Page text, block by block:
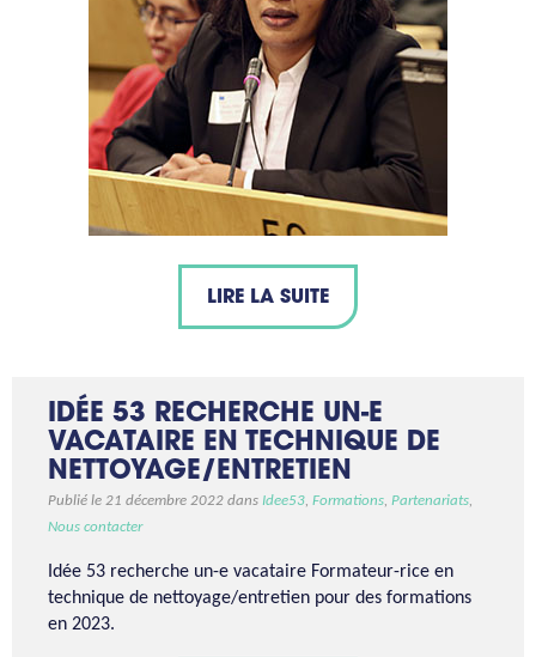
LIRE LA SUITE
IDÉE 53 RECHERCHE UN-E
VACATAIRE EN TECHNIQUE DE
NETTOYAGE/ENTRETIEN
Publié le 21 décembre 2022 dans Idee53, Formations, Partenariats,
Nous contacter
Idée 53 recherche un-e vacataire Formateur-rice en
technique de nettoyage/entretien pour des formations
en 2023.